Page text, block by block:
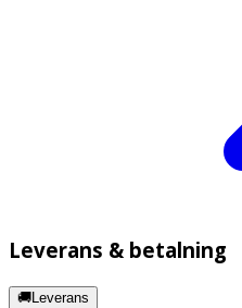
Leverans & betalning
🚚Leverans